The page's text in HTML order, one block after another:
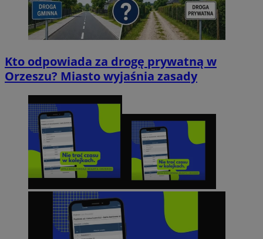
Kto odpowiada za drogę prywatną w
Orzeszu? Miasto wyjaśnia zasady